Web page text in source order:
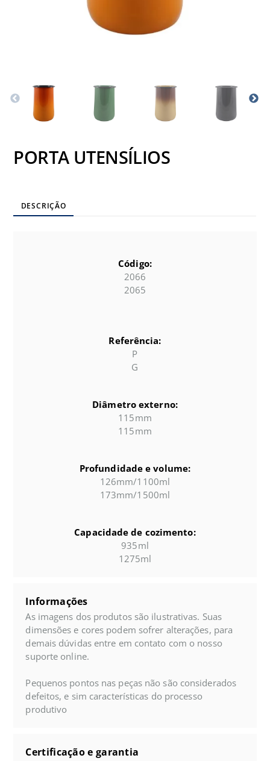
PORTA UTENSÍLIOS
DESCRIÇÃO
Código:
2066
2065
Referência:
P
G
Diâmetro externo:
115mm
115mm
Profundidade e volume:
126mm/1100ml
173mm/1500ml
Capacidade de cozimento:
935ml
1275ml
Informações
As imagens dos produtos são ilustrativas. Suas
dimensões e cores podem sofrer alterações, para
demais dúvidas entre em contato com o nosso
suporte online.
Pequenos pontos nas peças não são considerados
defeitos, e sim características do processo
produtivo
Certificação e garantia